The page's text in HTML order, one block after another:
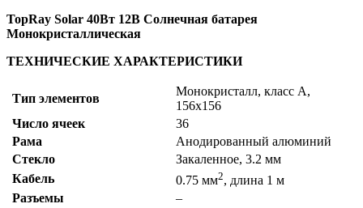
TopRay Solar 40Вт 12В Солнечная батарея
Монокристаллическая
ТЕХНИЧЕСКИЕ ХАРАКТЕРИСТИКИ
Тип элементов
Монокристалл, класс А,
156х156
Число ячеек
36
Рама
Анодированный алюминий
Стекло
Закаленное, 3.2 мм
Кабель
0.75 мм2, длина 1 м
Разъемы
–